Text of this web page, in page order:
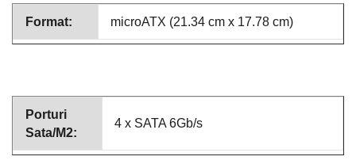
Format: microATX (21.34 cm x 17.78 cm)
Porturi
Sata/M2:
4 x SATA 6Gb/s